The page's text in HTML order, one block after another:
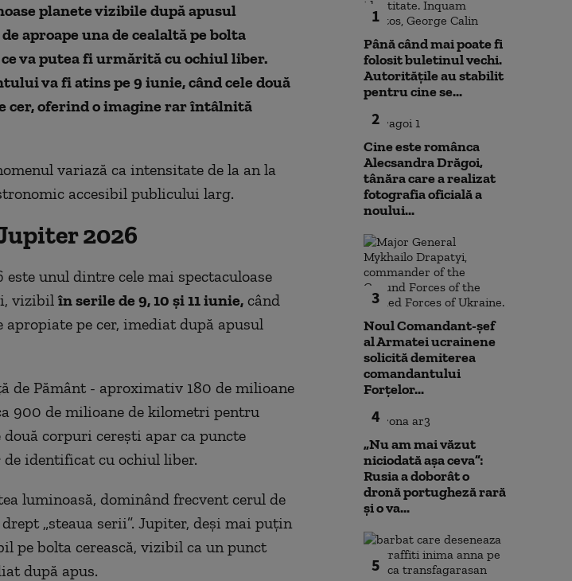
planete vizibile după apusul
aproape una de cealaltă pe bolta
va putea fi urmărită cu ochiul liber.
va fi atins pe 9 iunie, când cele două
cer, oferind o imagine rar întâlnită
variază ca intensitate de la an la
accesibil publicului larg.
2026
unul dintre cele mai spectaculoase
vizibilîn serile de 9, 10 și 11 iunie,când
apropiate pe cer, imediat după apusul
de Pământ - aproximativ 180 de milioane
900 de milioane de kilometri pentru
corpuri cerești apar ca puncte
identificat cu ochiul liber.
luminoasă, dominând frecvent cerul de
„steaua serii”. Jupiter, deși mai puțin
pe bolta cerească, vizibil ca un punct
după apus.
1
Până când mai poate fi
folosit buletinul vechi.
Autoritățile au stabilit
pentru cine se...
2
Cine este românca
Alecsandra Drăgoi,
tânăra care a realizat
fotografia oficială a
noului...
3
Noul Comandant-șef
al Armatei ucrainene
solicită demiterea
comandantului
Forțelor...
4
„Nu am mai văzut
niciodată așa ceva”:
Rusia a doborât o
dronă portugheză rară
și o va...
5